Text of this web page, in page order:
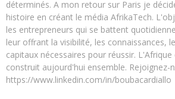
déterminés. A mon retour sur Paris je
histoire en créant le média AfrikaTech.
les entrepreneurs qui se battent
leur offrant la visibilité, les connaissances,
capitaux nécessaires pour réussir. L'Afrique
construit aujourd'hui ensemble. Rejoignez-
https://www.linkedin.com/in/boubacardiallo